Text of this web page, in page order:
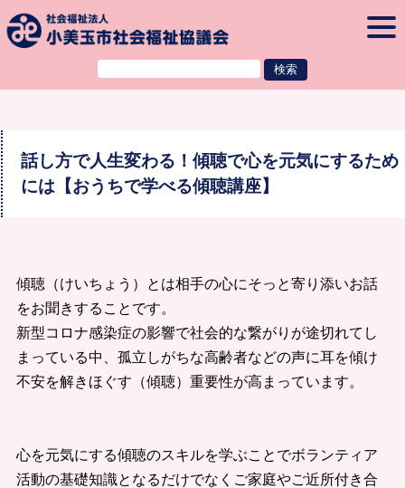
本文へ
話し方で人生変わる！傾聴で心を元気にするため
には【おうちで学べる傾聴講座】
傾聴（けいちょう）とは相手の心にそっと寄り添いお話
をお聞きすることです。
新型コロナ感染症の影響で社会的な繋がりが途切れてし
まっている中、孤立しがちな高齢者などの声に耳を傾け
不安を解きほぐす（傾聴）重要性が高まっています。
心を元気にする傾聴のスキルを学ぶことでボランティア
活動の基礎知識となるだけでなくご家庭やご近所付き合